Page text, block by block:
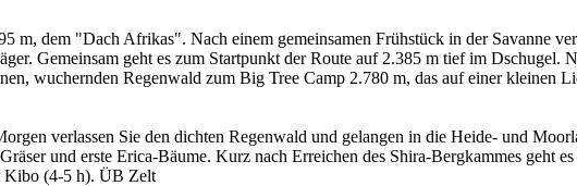
dem "Dach Afrikas". Nach einem gemeinsamen Frühstück in der Savanne
Gemeinsam geht es zum Startpunkt der Route auf 2.385 m tief im
wuchernden Regenwald zum Big Tree Camp 2.780 m, das auf einer kleinen
verlassen Sie den dichten Regenwald und gelangen in die Heide- und
und erste Erica-Bäume. Kurz nach Erreichen des Shira-Bergkammes geht
Kibo (4-5 h). ÜB Zelt